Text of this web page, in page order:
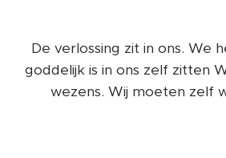
De verlossing zit in ons. We
goddelijk is in ons zelf zitten
wezens. Wij moeten zelf